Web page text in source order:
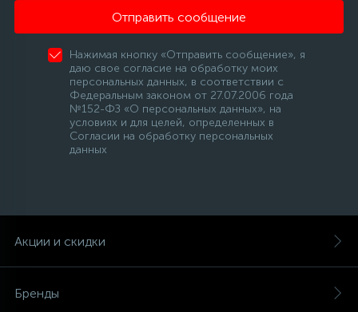
Отправить сообщение
Нажимая кнопку «Отправить сообщение», я
даю свое согласие на обработку моих
персональных данных, в соответствии с
Федеральным законом от 27.07.2006 года
№152-ФЗ «О персональных данных», на
условиях и для целей, определенных в
Согласии на обработку персональных
данных
Акции и скидки
Бренды